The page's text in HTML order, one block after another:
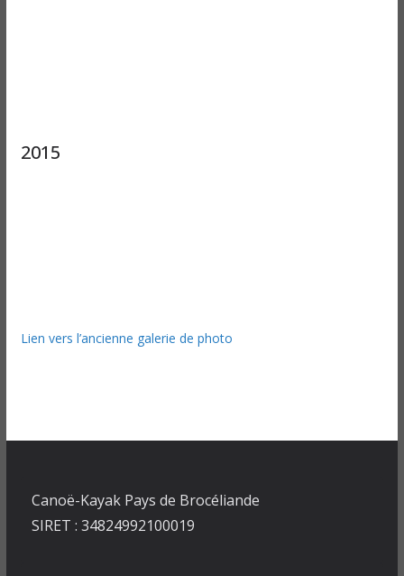
2015
Lien vers l’ancienne galerie de photo
Canoë-Kayak Pays de Brocéliande
SIRET : 34824992100019